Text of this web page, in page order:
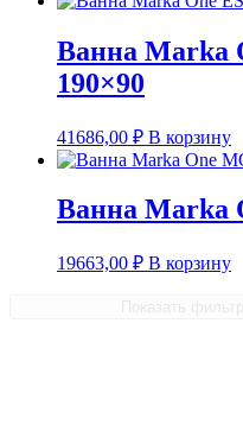
Ванна Marka
190×90
41686,00 ₽ В корзину
Ванна Marka
19663,00 ₽ В корзину